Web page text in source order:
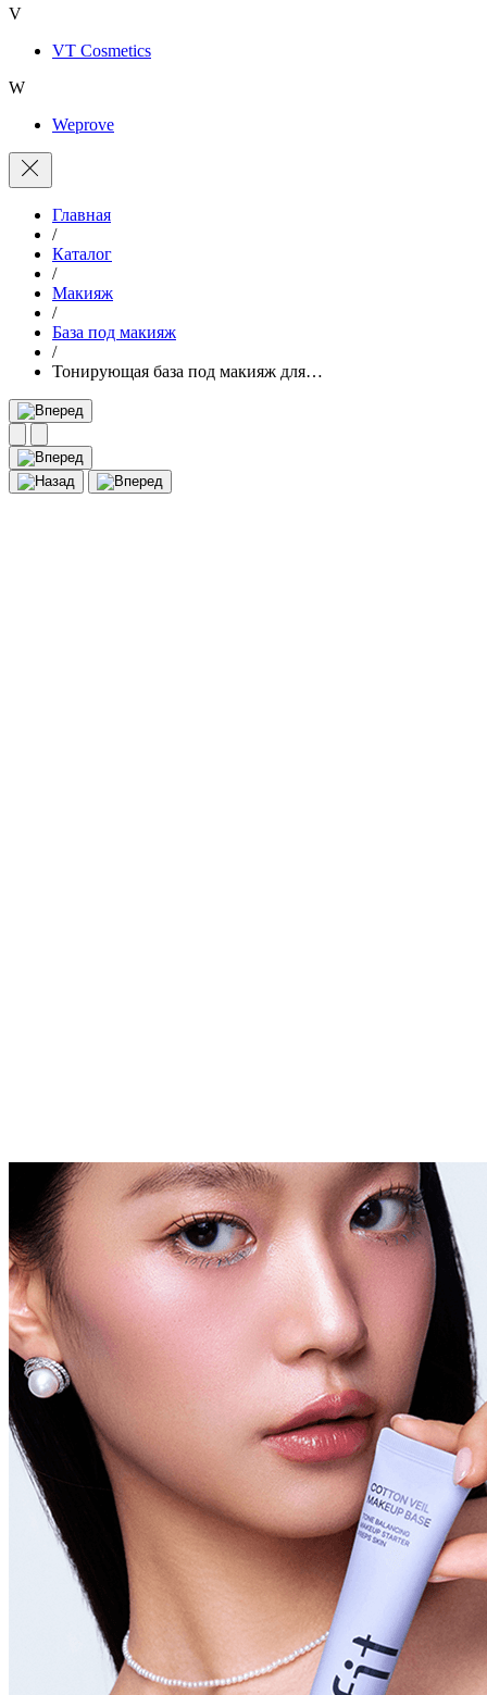
V
VT Cosmetics
W
Weprove
Главная
/
Каталог
/
Макияж
/
База под макияж
/
Тонирующая база под макияж для…